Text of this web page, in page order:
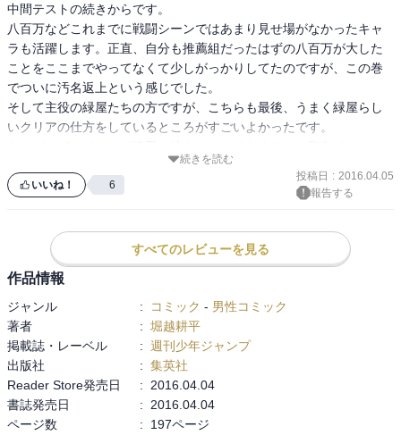
中間テストの続きからです。
八百万などこれまでに戦闘シーンではあまり見せ場がなかったキャ
ラも活躍します。正直、自分も推薦組だったはずの八百万が大した
ことをここまでやってなくて少しがっかりしてたのですが、この巻
でついに汚名返上という感じでした。
そして主役の緑屋たちの方ですが、こちらも最後、うまく緑屋らし
いクリアの仕方をしているところがすごいよかったです。
ったのですが、この巻では緑屋の影響などを受け、成長している姿
がしっかり見れよかったです。
ごいよかったように思います。
この巻から次の内容にも入っていきますが、それもすごい楽しみで
す。
続きを読む
いいね！ 6
投稿日 : 2016.04.05
報告する
すべてのレビューを見る
作品情報
ジャンル : コミック - 男性コミック
著者
: 堀越耕平
掲載誌・レーベル
: 週刊少年ジャンプ
出版社
: 集英社
Reader Store発売日
:
2016.04.04
書誌発売日
:
2016.04.04
ページ数
:
197ページ